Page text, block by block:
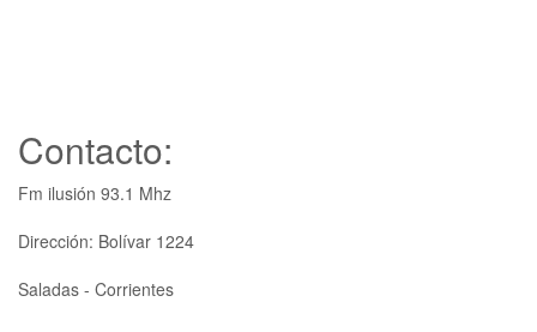
Contacto:
Fm ilusión 93.1 Mhz
Dirección: Bolívar 1224
Saladas - Corrientes